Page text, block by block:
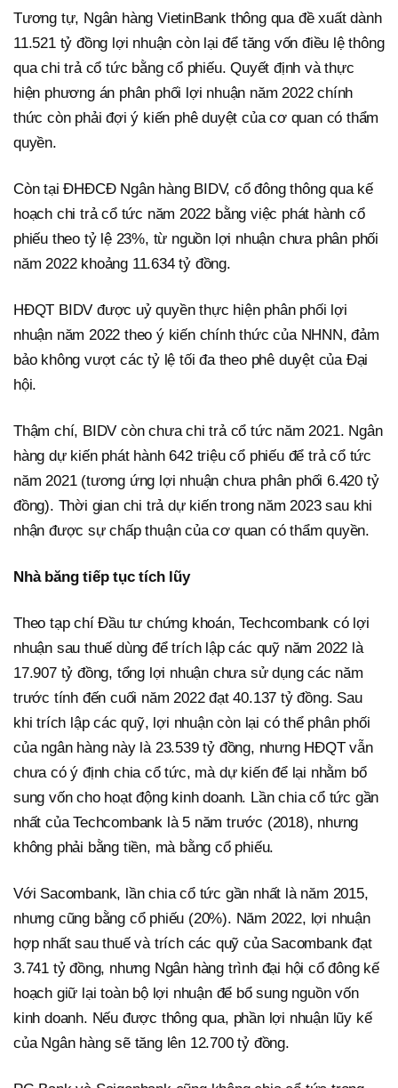
Tương tự, Ngân hàng VietinBank thông qua đề xuất dành
11.521 tỷ đồng lợi nhuận còn lại để tăng vốn điều lệ thông
qua chi trả cổ tức bằng cổ phiếu. Quyết định và thực
hiện phương án phân phối lợi nhuận năm 2022 chính
thức còn phải đợi ý kiến phê duyệt của cơ quan có thẩm
quyền.
Còn tại ĐHĐCĐ Ngân hàng BIDV, cổ đông thông qua kế
hoạch chi trả cổ tức năm 2022 bằng việc phát hành cổ
phiếu theo tỷ lệ 23%, từ nguồn lợi nhuận chưa phân phối
năm 2022 khoảng 11.634 tỷ đồng.
HĐQT BIDV được uỷ quyền thực hiện phân phối lợi
nhuận năm 2022 theo ý kiến chính thức của NHNN, đảm
bảo không vượt các tỷ lệ tối đa theo phê duyệt của Đại
hội.
Thậm chí, BIDV còn chưa chi trả cổ tức năm 2021. Ngân
hàng dự kiến phát hành 642 triệu cổ phiếu để trả cổ tức
năm 2021 (tương ứng lợi nhuận chưa phân phối 6.420 tỷ
đồng). Thời gian chi trả dự kiến trong năm 2023 sau khi
nhận được sự chấp thuận của cơ quan có thẩm quyền.
Nhà băng tiếp tục tích lũy
Theo tạp chí Đầu tư chứng khoán, Techcombank có lợi
nhuận sau thuế dùng để trích lập các quỹ năm 2022 là
17.907 tỷ đồng, tổng lợi nhuận chưa sử dụng các năm
trước tính đến cuối năm 2022 đạt 40.137 tỷ đồng. Sau
khi trích lập các quỹ, lợi nhuận còn lại có thể phân phối
của ngân hàng này là 23.539 tỷ đồng, nhưng HĐQT vẫn
chưa có ý định chia cổ tức, mà dự kiến để lại nhằm bổ
sung vốn cho hoạt động kinh doanh. Lần chia cổ tức gần
nhất của Techcombank là 5 năm trước (2018), nhưng
không phải bằng tiền, mà bằng cổ phiếu.
Với Sacombank, lần chia cổ tức gần nhất là năm 2015,
nhưng cũng bằng cổ phiếu (20%). Năm 2022, lợi nhuận
hợp nhất sau thuế và trích các quỹ của Sacombank đạt
3.741 tỷ đồng, nhưng Ngân hàng trình đại hội cổ đông kế
hoạch giữ lại toàn bộ lợi nhuận để bổ sung nguồn vốn
kinh doanh. Nếu được thông qua, phần lợi nhuận lũy kế
của Ngân hàng sẽ tăng lên 12.700 tỷ đồng.